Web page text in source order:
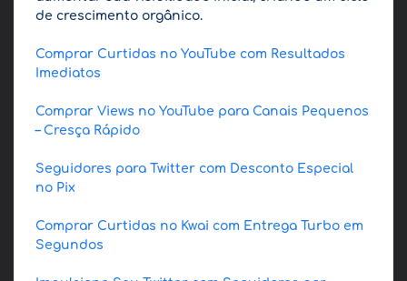
de crescimento orgânico.
Comprar Curtidas no YouTube com Resultados
Imediatos
Comprar Views no YouTube para Canais Pequenos
– Cresça Rápido
Seguidores para Twitter com Desconto Especial
no Pix
Comprar Curtidas no Kwai com Entrega Turbo em
Segundos